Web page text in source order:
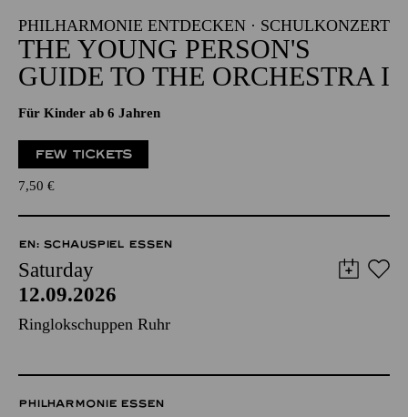
PHILHARMONIE ENTDECKEN · SCHULKONZERT
THE YOUNG PERSON'S
GUIDE TO THE ORCHESTRA I
Für Kinder ab 6 Jahren
FEW TICKETS
7,50 €
EN: SCHAUSPIEL ESSEN
Saturday
12.09.2026
Ringlokschuppen Ruhr
PHILHARMONIE ESSEN